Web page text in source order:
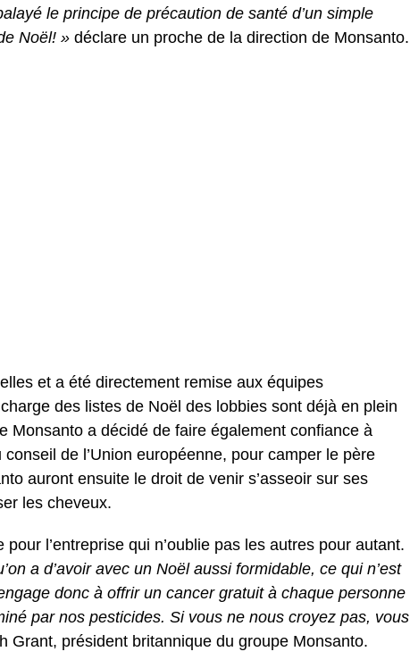
le principe de précaution de santé d’un simple
Noël! » déclare un proche de la direction de Monsanto.
et a été directement remise aux équipes
des listes de Noël des lobbies sont déjà en plein
Monsanto a décidé de faire également confiance à
de l’Union européenne, pour camper le père
auront ensuite le droit de venir s’asseoir sur ses
les cheveux.
l’entreprise qui n’oublie pas les autres pour autant.
a d’avoir avec un Noël aussi formidable, ce qui n’est
donc à offrir un cancer gratuit à chaque personne
par nos pesticides. Si vous ne nous croyez pas, vous
Grant, président britannique du groupe Monsanto.